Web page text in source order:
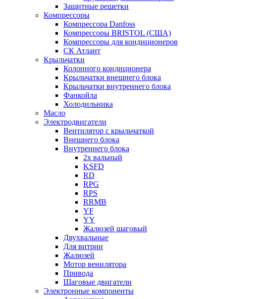
Защитные решетки
Компрессоры
Компрессора Danfoss
Компрессоры BRISTOL (США)
Компрессоры для кондиционеров
СК Атлант
Крыльчатки
Колонного кондиционера
Крыльчатки внешнего блока
Крыльчатки внутреннего блока
Фанкойла
Холодильника
Масло
Электродвигатели
Вентилятор с крыльчаткой
Внешнего блока
Внутреннего блока
2х вальный
KSFD
RD
RPG
RPS
RRMB
YF
YY
Жалюзей шаговый
Двухвальные
Для витрин
Жалюзей
Мотор венилятора
Привода
Шаговые двигатели
Электронные компоненты